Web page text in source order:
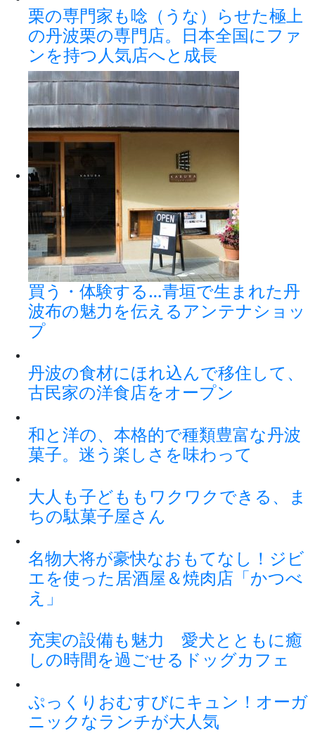
栗の専門家も唸（うな）らせた極上
の丹波栗の専門店。日本全国にファ
ンを持つ人気店へと成長
買う・体験する…青垣で生まれた丹
波布の魅力を伝えるアンテナショッ
プ
丹波の食材にほれ込んで移住して、
古民家の洋食店をオープン
和と洋の、本格的で種類豊富な丹波
菓子。迷う楽しさを味わって
大人も子どももワクワクできる、ま
ちの駄菓子屋さん
名物大将が豪快なおもてなし！ジビ
エを使った居酒屋＆焼肉店「かつべ
え」
充実の設備も魅力 愛犬とともに癒
しの時間を過ごせるドッグカフェ
ぷっくりおむすびにキュン！オーガ
ニックなランチが大人気